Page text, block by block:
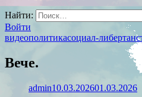
Найти:
Войти
видеополитикасоциал-
Вече.
admin10.03.202601.03.2026